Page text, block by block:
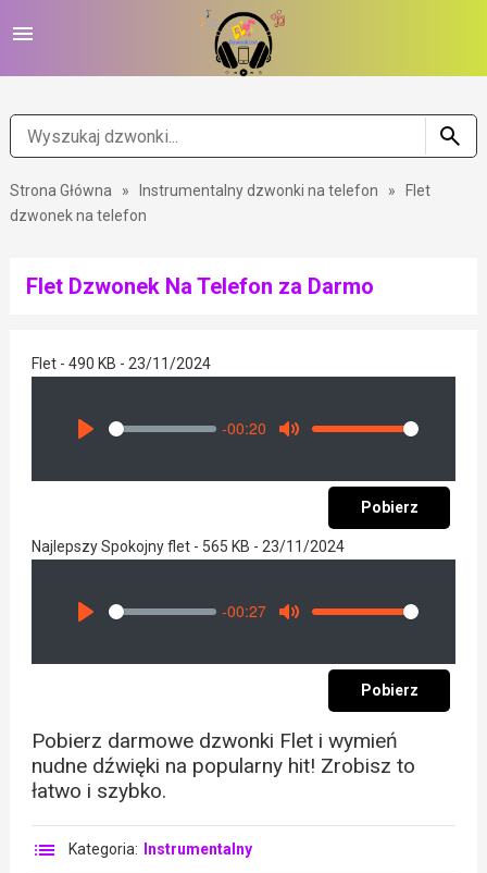
Strona Główna » Instrumentalny dzwonki na telefon »
Flet
dzwonek na telefon
Flet Dzwonek Na Telefon za Darmo
Flet - 490 KB - 23/11/2024
Seek
-00:20
Volume
Pobierz
Najlepszy Spokojny flet - 565 KB - 23/11/2024
Seek
-00:27
Volume
Pobierz
Pobierz darmowe dzwonki Flet i wymień
nudne dźwięki na popularny hit! Zrobisz to
łatwo i szybko.
Kategoria: Instrumentalny